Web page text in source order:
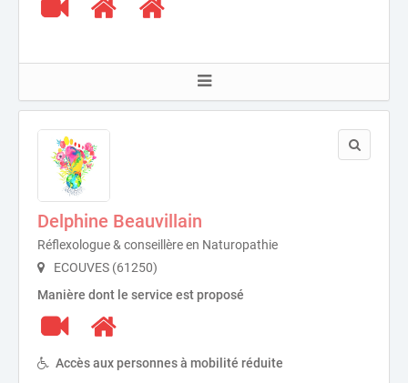
Delphine Beauvillain
Réflexologue & conseillère en Naturopathie
ECOUVES (61250)
Manière dont le service est proposé
Accès aux personnes à mobilité réduite